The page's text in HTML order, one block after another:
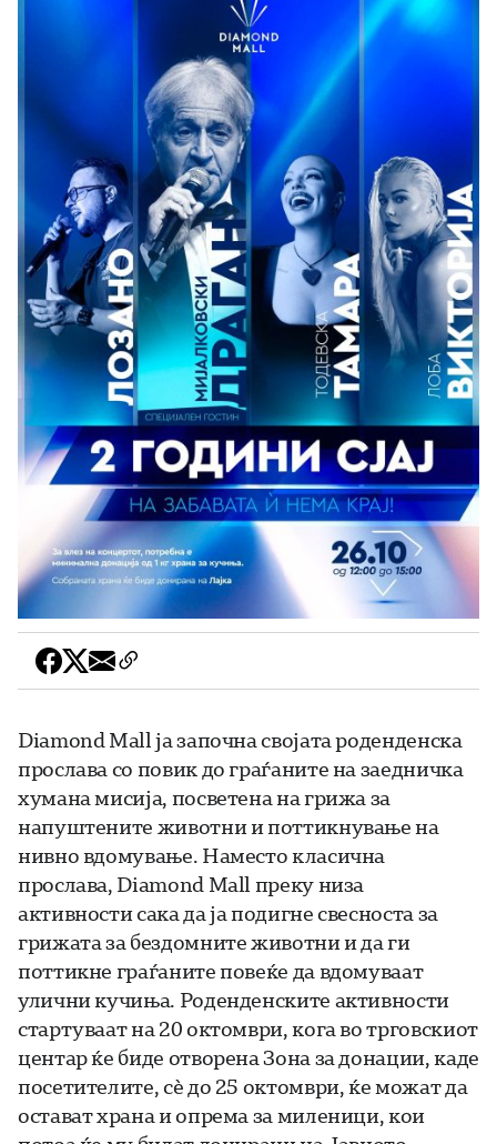
Diamond Mall ја започна својата роденденска
прослава со повик до граѓаните на заедничка
хумана мисија, посветена на грижа за
напуштените животни и поттикнување на
нивно вдомување. Наместо класична
прослава, Diamond Mall преку низа
активности сака да ја подигне свесноста за
грижата за бездомните животни и да ги
поттикне граѓаните повеќе да вдомуваат
улични кучиња. Роденденските активности
стартуваат на 20 октомври, кога во трговскиот
центар ќе биде отворена Зона за донации, каде
посетителите, сѐ до 25 октомври, ќе можат да
остават храна и опрема за миленици, кои